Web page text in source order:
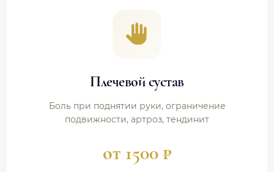
Плечевой сустав
Боль при поднятии руки, ограничение
подвижности, артроз, тендинит
от 1500 ₽